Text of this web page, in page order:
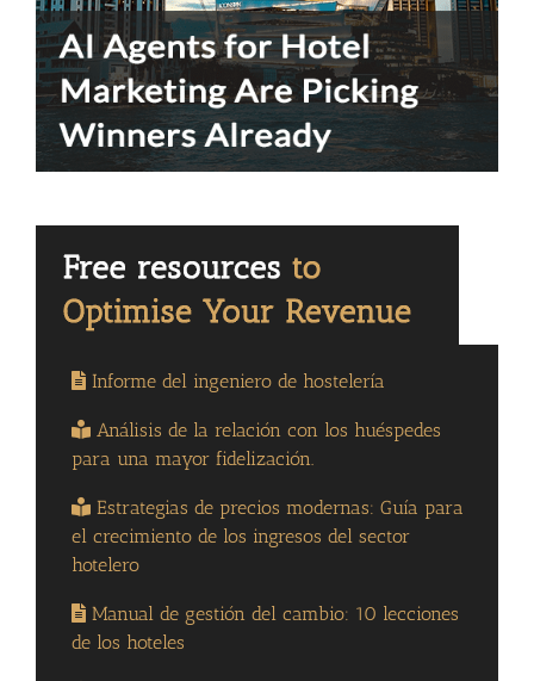
Informe del ingeniero de hostelería
Análisis de la relación con los huéspedes
para una mayor fidelización.
Estrategias de precios modernas: Guía para
el crecimiento de los ingresos del sector
hotelero
Manual de gestión del cambio: 10 lecciones
de los hoteles